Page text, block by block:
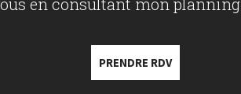
en consultant mon planning
PRENDRE RDV